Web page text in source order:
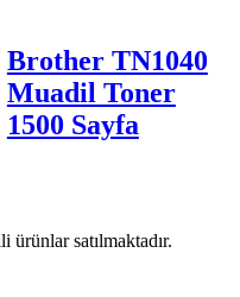
Brother TN1040
Muadil Toner
1500 Sayfa
ürünlar satılmaktadır.